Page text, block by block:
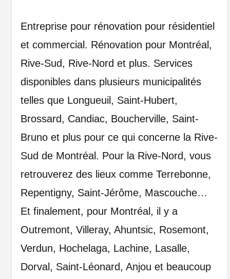
Entreprise pour rénovation pour résidentiel
et commercial. Rénovation pour Montréal,
Rive-Sud, Rive-Nord et plus. Services
disponibles dans plusieurs municipalités
telles que Longueuil, Saint-Hubert,
Brossard, Candiac, Boucherville, Saint-
Bruno et plus pour ce qui concerne la Rive-
Sud de Montréal. Pour la Rive-Nord, vous
retrouverez des lieux comme Terrebonne,
Repentigny, Saint-Jérôme, Mascouche…
Et finalement, pour Montréal, il y a
Outremont, Villeray, Ahuntsic, Rosemont,
Verdun, Hochelaga, Lachine, Lasalle,
Dorval, Saint-Léonard, Anjou et beaucoup